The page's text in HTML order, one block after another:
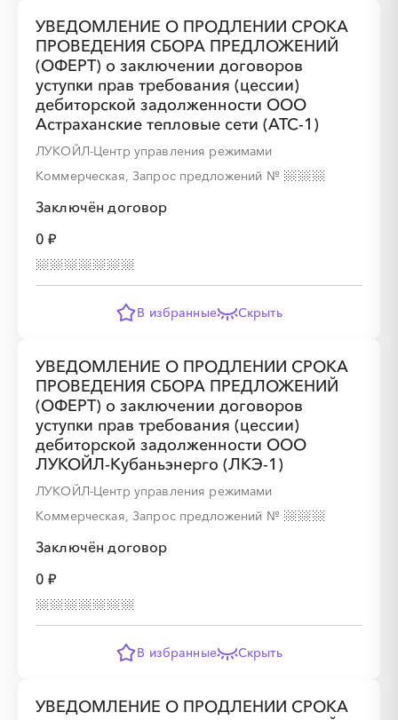
УВЕДОМЛЕНИЕ О ПРОДЛЕНИИ СРОКА
ПРОВЕДЕНИЯ СБОРА ПРЕДЛОЖЕНИЙ
(ОФЕРТ) о заключении договоров
уступки прав требования (цессии)
дебиторской задолженности ООО
Астраханские тепловые сети (АТС-1)
ЛУКОЙЛ-Центр управления режимами
Коммерческая, Запрос предложений №
Заключён договор
0 ₽
В избранные Скрыть
УВЕДОМЛЕНИЕ О ПРОДЛЕНИИ СРОКА
ПРОВЕДЕНИЯ СБОРА ПРЕДЛОЖЕНИЙ
(ОФЕРТ) о заключении договоров
уступки прав требования (цессии)
дебиторской задолженности ООО
ЛУКОЙЛ-Кубаньэнерго (ЛКЭ-1)
ЛУКОЙЛ-Центр управления режимами
Коммерческая, Запрос предложений №
Заключён договор
0 ₽
В избранные Скрыть
УВЕДОМЛЕНИЕ О ПРОДЛЕНИИ СРОКА